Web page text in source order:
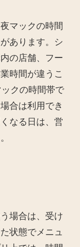
マックの時間
あります。シ
の店舗、フー
時間が違うこ
クの時間帯で
合は利用でき
なる日は、営
場合は、受け
状態でメニュ